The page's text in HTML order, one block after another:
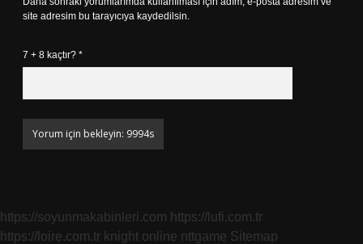
site adresim bu tarayıcıya kaydedilsin.
7 + 8 kaçtır? *
https://soyunmakabinleri.com https://lufi.com.tr
https://loire.com.tr knight online nttgame Sitemap